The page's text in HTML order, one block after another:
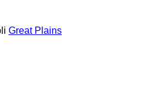
Great Plains